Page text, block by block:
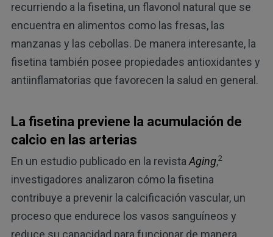
recurriendo a la fisetina, un flavonol natural que se
encuentra en alimentos como las fresas, las
manzanas y las cebollas. De manera interesante, la
fisetina también posee propiedades antioxidantes y
antiinflamatorias que favorecen la salud en general.
La fisetina previene la acumulación de
calcio en las arterias
En un estudio publicado en la revista Aging,2
investigadores analizaron cómo la fisetina
contribuye a prevenir la calcificación vascular, un
proceso que endurece los vasos sanguíneos y
reduce su capacidad para funcionar de manera